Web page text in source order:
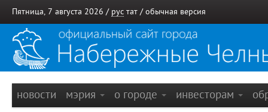
Пятница, 7 августа 2026 / рус тат / обычная версия
новости мэрия о городе инвесторам